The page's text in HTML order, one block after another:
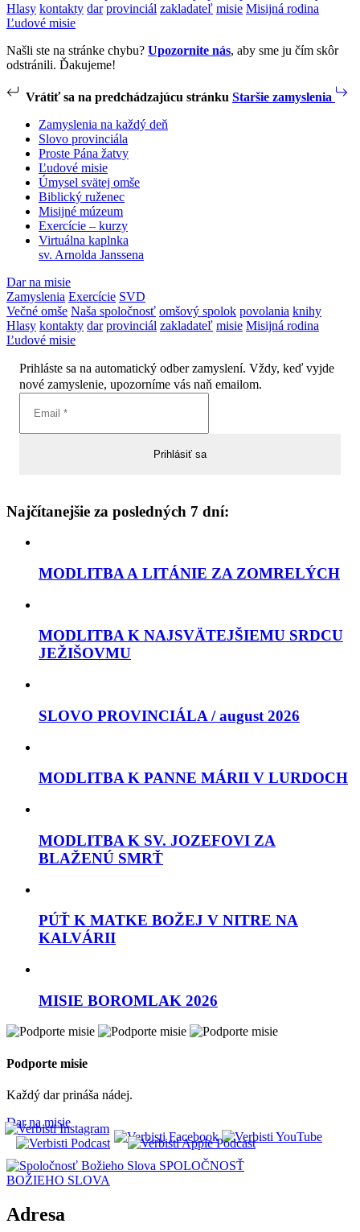
Hlasy kontakty dar provinciál zakladateľ misie Misijná rodina
Ľudové misie
Našli ste na stránke chybu? Upozornite nás, aby sme ju čím skôr
odstránili. Ďakujeme!
Vrátiť sa na predchádzajúcu stránku Staršie zamyslenia
Zamyslenia na každý deň
Slovo provinciála
Proste Pána žatvy
Ľudové misie
Úmysel svätej omše
Biblický ruženec
Misijné múzeum
Exercície – kurzy
Virtuálna kaplnka
sv. Arnolda Janssena
Dar na misie
Zamyslenia Exercície SVD
Večné omše Naša spoločnosť omšový spolok povolania knihy
Hlasy kontakty dar provinciál zakladateľ misie Misijná rodina
Ľudové misie
Prihláste sa na automatický odber zamyslení. Vždy, keď vyjde
nové zamyslenie, upozorníme vás naň emailom.
Najčítanejšie za posledných 7 dní:
MODLITBA A LITÁNIE ZA ZOMRELÝCH
MODLITBA K NAJSVÄTEJŠIEMU SRDCU
JEŽIŠOVMU
SLOVO PROVINCIÁLA / august 2026
MODLITBA K PANNE MÁRII V LURDOCH
MODLITBA K SV. JOZEFOVI ZA
BLAŽENÚ SMRŤ
PÚŤ K MATKE BOŽEJ V NITRE NA
KALVÁRII
MISIE BOROMLAK 2026
Podporte misie
Každý dar prináša nádej.
Dar na misie
SPOLOČNOSŤ
BOŽIEHO SLOVA
Adresa